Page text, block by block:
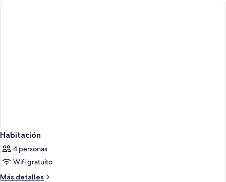
Habitación
4 personas
Wifi gratuito
Más detalles
Más